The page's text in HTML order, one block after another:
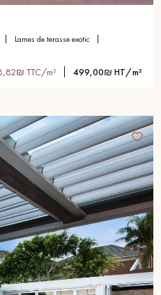
lames de terasse exotic
TTC/m² 499,00₪ HT/m²